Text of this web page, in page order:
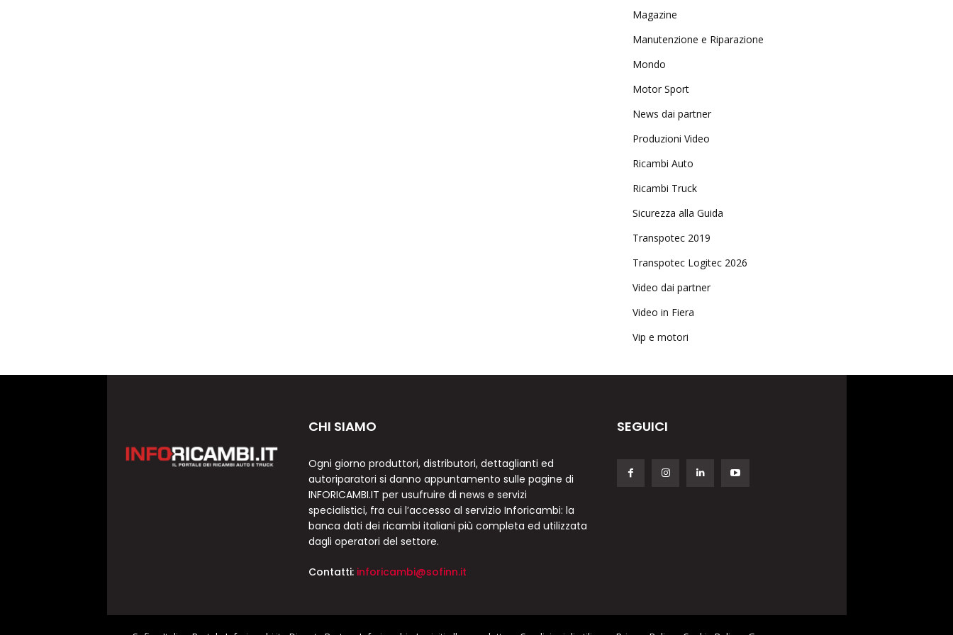
Magazine
Manutenzione e Riparazione
Mondo
Motor Sport
News dai partner
Produzioni Video
Ricambi Auto
Ricambi Truck
Sicurezza alla Guida
Transpotec 2019
Transpotec Logitec 2026
Video dai partner
Video in Fiera
Vip e motori
CHI SIAMO
Ogni giorno produttori, distributori, dettaglianti ed
autoriparatori si danno appuntamento sulle pagine di
INFORICAMBI.IT per usufruire di news e servizi
specialistici, fra cui l’accesso al servizio Inforicambi: la
banca dati dei ricambi italiani più completa ed utilizzata
dagli operatori del settore.
Contatti: inforicambi@sofinn.it
SEGUICI